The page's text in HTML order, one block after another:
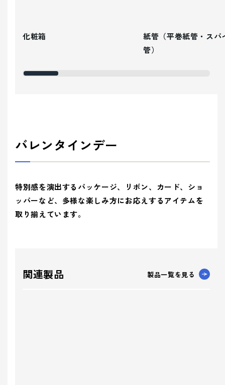
化粧箱
紙管（平巻紙管・スパ
管）
バレンタインデー
特別感を演出するパッケージ、リボン、カード、ショ
ッパーなど、多様な楽しみ方にお応えするアイテムを
取り揃えています。
関連製品 製品一覧を見る